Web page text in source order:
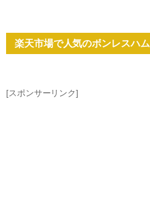
楽天市場で人気のボンレスハム
[スポンサーリンク]